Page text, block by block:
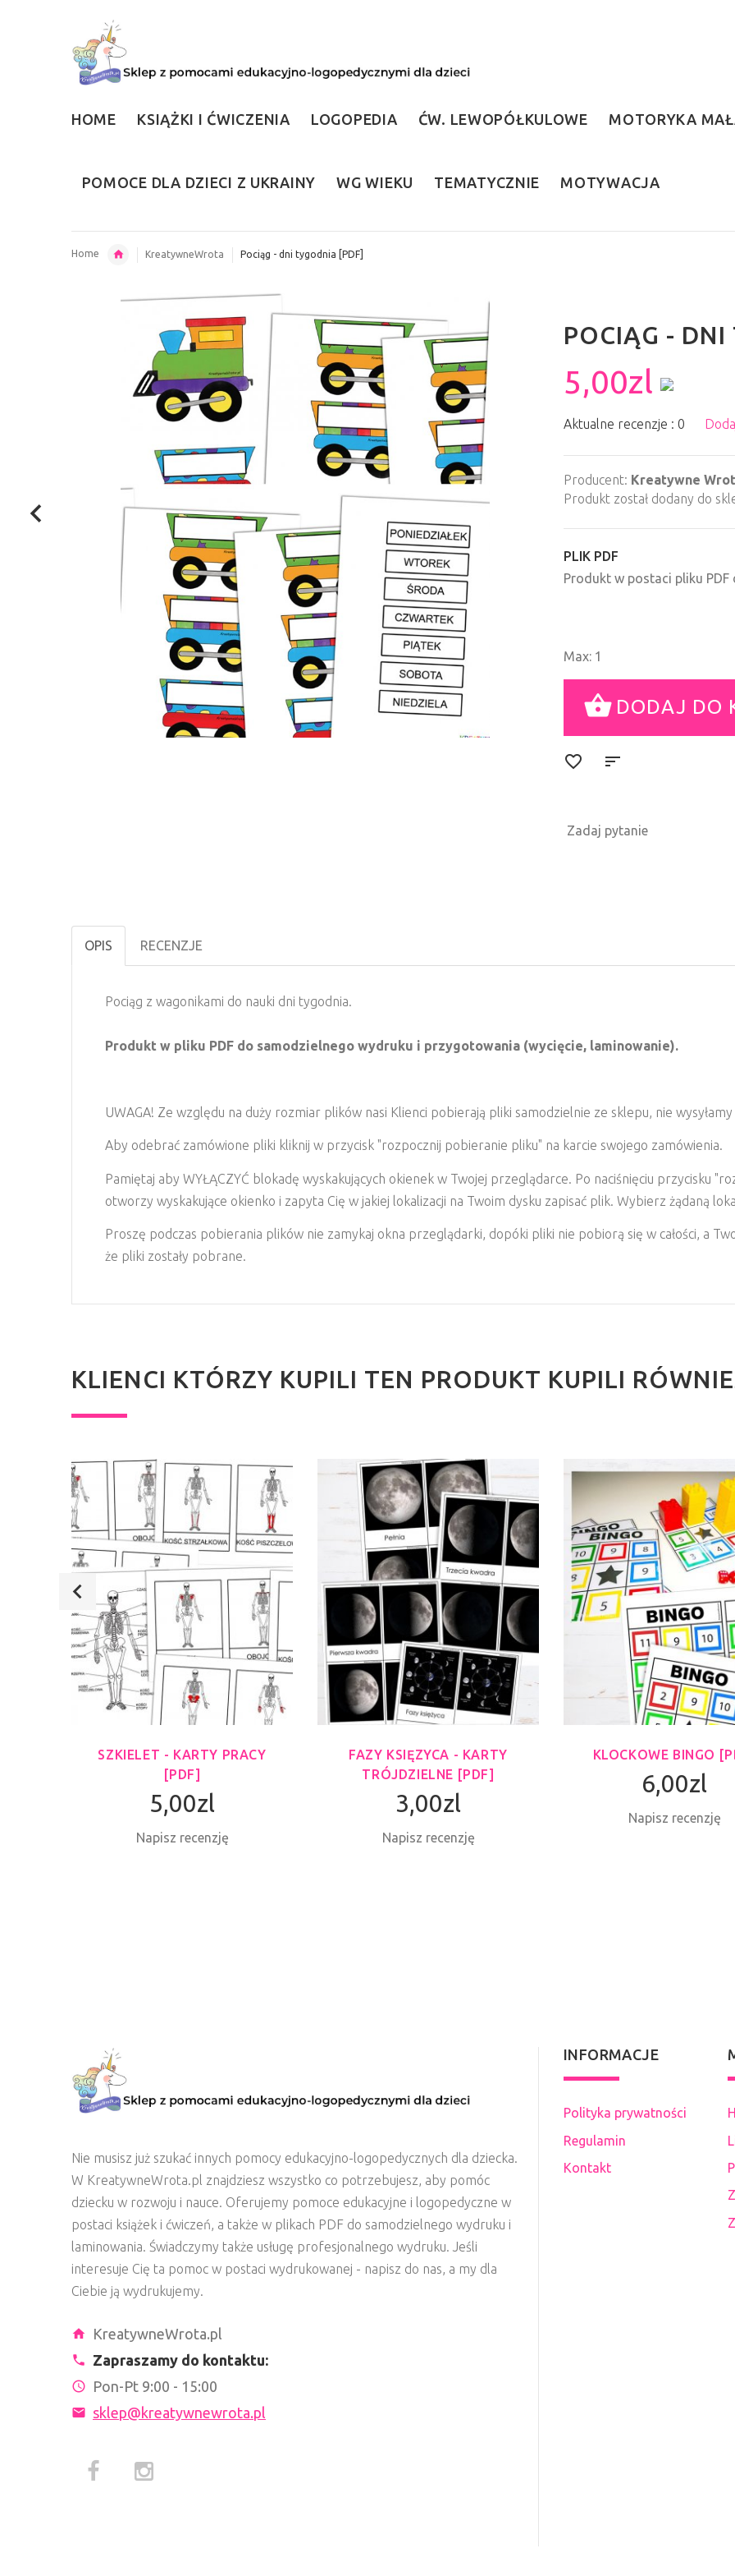
HOME KSIĄŻKI I ĆWICZENIA LOGOPEDIA ĆW. LEWOPÓŁKULOWE MOTORYKA
POMOCE DLA DZIECI Z UKRAINY WG WIEKU TEMATYCZNIE MOTYWACJA
Home KreatywneWrota Pociąg - dni tygodnia [PDF]
POCIĄG -
5,00zl
Aktualne recenzje : 0
Producent: Kreatywne
Produkt został dodany do
PLIK PDF
Produkt w postaci pliku
Max: 1
Zadaj pytanie
OPIS RECENZJE
Pociąg z wagonikami do nauki dni tygodnia.
Produkt w pliku PDF do samodzielnego wydruku i przygotowania (wycięcie, laminowanie).
UWAGA! Ze względu na duży rozmiar plików nasi Klienci pobierają pliki samodzielnie ze sklepu, nie
Aby odebrać zamówione pliki kliknij w przycisk "rozpocznij pobieranie pliku" na karcie swojego zamówienia.
Pamiętaj aby WYŁĄCZYĆ blokadę wyskakujących okienek w Twojej przeglądarce. Po naciśnięciu przycisku
otworzy wyskakujące okienko i zapyta Cię w jakiej lokalizacji na Twoim dysku zapisać plik. Wybierz żądaną
Proszę podczas pobierania plików nie zamykaj okna przeglądarki, dopóki pliki nie pobiorą się w całości, a
że pliki zostały pobrane.
KLIENCI KTÓRZY KUPILI TEN PRODUKT KUPILI
SZKIELET - KARTY PRACY
[PDF]
5,00zl
Napisz recenzję
FAZY KSIĘZYCA - KARTY
TRÓJDZIELNE [PDF]
3,00zl
Napisz recenzję
KLOCKOWE BINGO
6,00zl
Napisz recenzję
Nie musisz już szukać innych pomocy edukacyjno-logopedycznych dla dziecka.
W KreatywneWrota.pl znajdziesz wszystko co potrzebujesz, aby pomóc
dziecku w rozwoju i nauce. Oferujemy pomoce edukacyjne i logopedyczne w
postaci książek i ćwiczeń, a także w plikach PDF do samodzielnego wydruku i
laminowania. Świadczymy także usługę profesjonalnego wydruku. Jeśli
interesuje Cię ta pomoc w postaci wydrukowanej - napisz do nas, a my dla
Ciebie ją wydrukujemy.
KreatywneWrota.pl
Zapraszamy do kontaktu:
Pon-Pt 9:00 - 15:00
sklep@kreatywnewrota.pl
INFORMACJE
Polityka prywatności
Regulamin
Kontakt